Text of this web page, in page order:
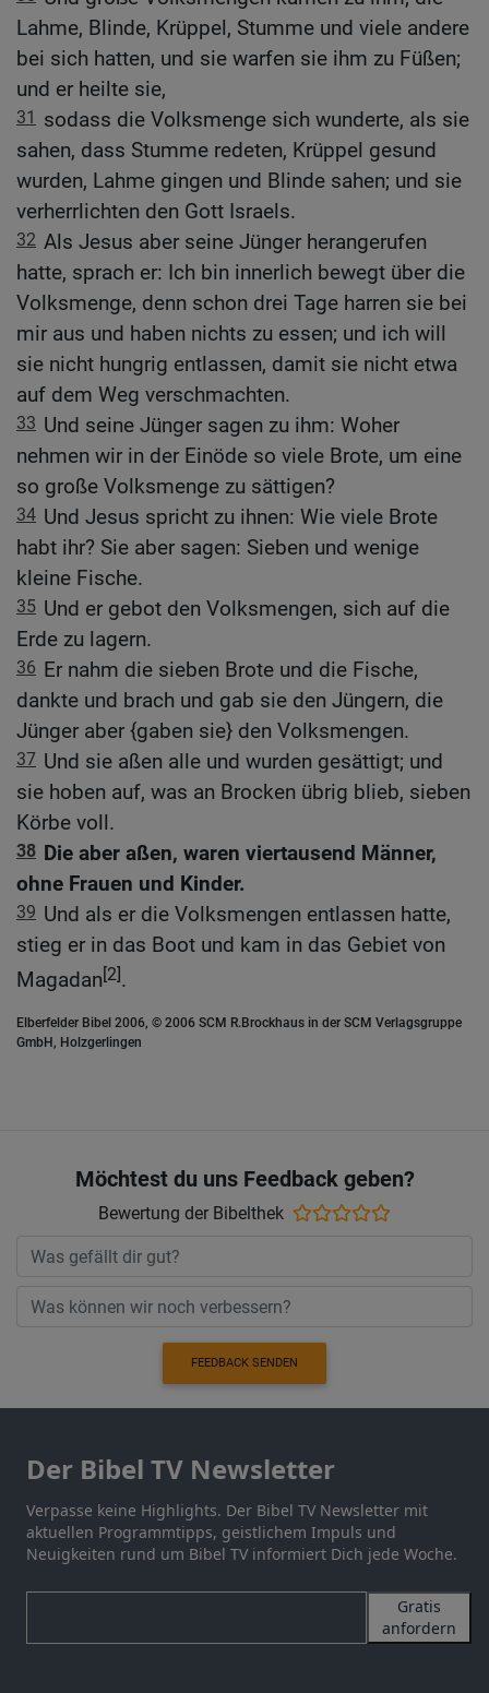
Lahme, Blinde, Krüppel, Stumme und viele andere
bei sich hatten, und sie warfen sie ihm zu Füßen;
und er heilte sie,
31 sodass die Volksmenge sich wunderte, als sie
sahen, dass Stumme redeten, Krüppel gesund
wurden, Lahme gingen und Blinde sahen; und sie
verherrlichten den Gott Israels.
32 Als Jesus aber seine Jünger herangerufen
hatte, sprach er: Ich bin innerlich bewegt über die
Volksmenge, denn schon drei Tage harren sie bei
mir aus und haben nichts zu essen; und ich will
sie nicht hungrig entlassen, damit sie nicht etwa
auf dem Weg verschmachten.
33 Und seine Jünger sagen zu ihm: Woher
nehmen wir in der Einöde so viele Brote, um eine
so große Volksmenge zu sättigen?
34 Und Jesus spricht zu ihnen: Wie viele Brote
habt ihr? Sie aber sagen: Sieben und wenige
kleine Fische.
35 Und er gebot den Volksmengen, sich auf die
Erde zu lagern.
36 Er nahm die sieben Brote und die Fische,
dankte und brach und gab sie den Jüngern, die
Jünger aber {gaben sie} den Volksmengen.
37 Und sie aßen alle und wurden gesättigt; und
sie hoben auf, was an Brocken übrig blieb, sieben
Körbe voll.
38 Die aber aßen, waren viertausend Männer,
ohne Frauen und Kinder.
39 Und als er die Volksmengen entlassen hatte,
stieg er in das Boot und kam in das Gebiet von
Magadan[2].
Elberfelder Bibel 2006, © 2006 SCM R.Brockhaus in der SCM Verlagsgruppe
GmbH, Holzgerlingen
Möchtest du uns Feedback geben?
Bewertung der Bibelthek
FEEDBACK SENDEN
Der Bibel TV Newsletter
Verpasse keine Highlights. Der Bibel TV Newsletter mit
aktuellen Programmtipps, geistlichem Impuls und
Neuigkeiten rund um Bibel TV informiert Dich jede Woche.
Gratis
anfordern